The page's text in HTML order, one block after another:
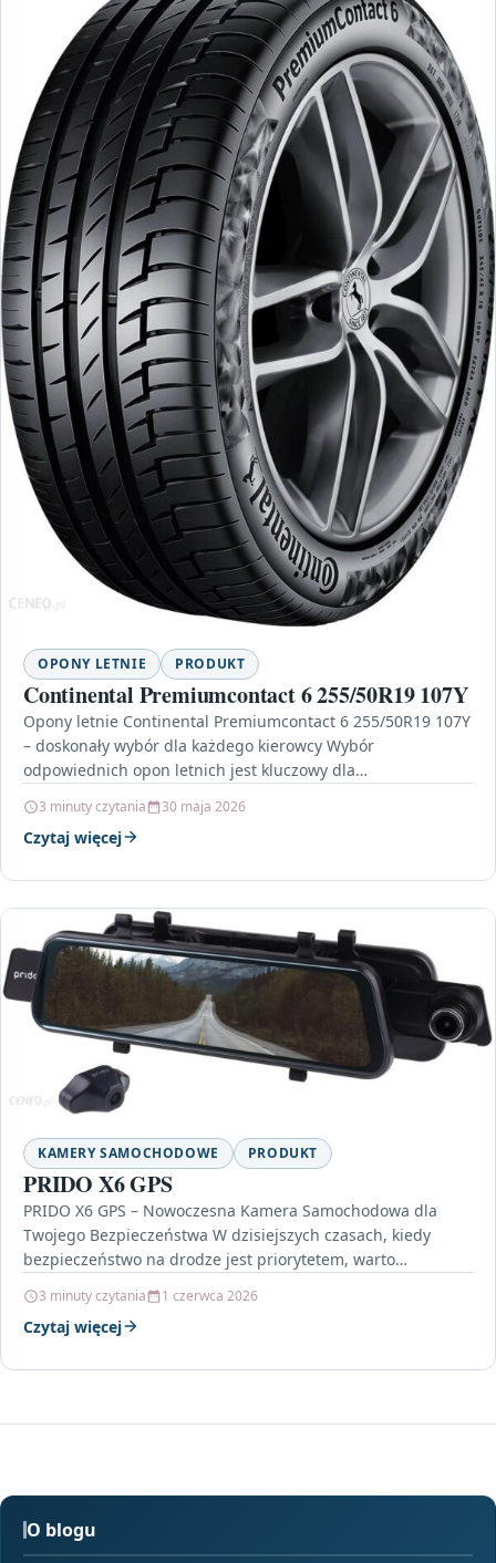
OPONY LETNIE PRODUKT
Continental Premiumcontact 6 255/50R19 107Y
Opony letnie Continental Premiumcontact 6 255/50R19 107Y
– doskonały wybór dla każdego kierowcy Wybór
odpowiednich opon letnich jest kluczowy dla
3 minuty czytania 30 maja 2026
Czytaj więcej
KAMERY SAMOCHODOWE PRODUKT
PRIDO X6 GPS
PRIDO X6 GPS – Nowoczesna Kamera Samochodowa dla
Twojego Bezpieczeństwa W dzisiejszych czasach, kiedy
bezpieczeństwo na drodze jest priorytetem, warto
3 minuty czytania 1 czerwca 2026
Czytaj więcej
O blogu